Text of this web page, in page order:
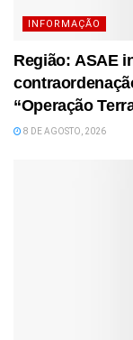
INFORMAÇÃO
Região: ASAE
“Operação
8 DE AGOSTO, 2026